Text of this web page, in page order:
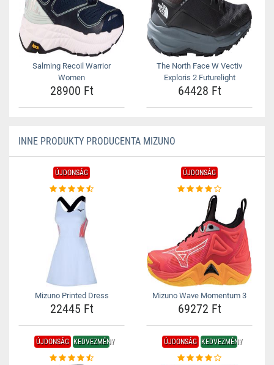
Salming Recoil Warrior
Women
28900 Ft
The North Face W Vectiv
Exploris 2 Futurelight
64428 Ft
INNE PRODUKTY PRODUCENTA MIZUNO
ÚJDONSÁG
Mizuno Printed Dress
22445 Ft
ÚJDONSÁG
Mizuno Wave Momentum 3
69272 Ft
ÚJDONSÁG KEDVEZMÉNY ÚJDONSÁG KEDVEZMÉNY